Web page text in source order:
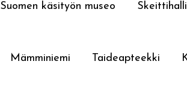
Suomen käsityön museo Skeittihalli
Mämminiemi Taideapteekki